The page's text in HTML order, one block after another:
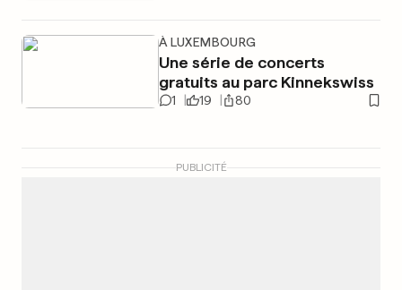
À LUXEMBOURG
Une série de concerts
gratuits au parc Kinnekswiss
1 19 80
PUBLICITÉ